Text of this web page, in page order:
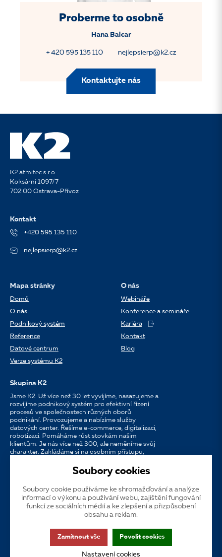
Proberme to osobně
Hana Balcar
+ 420 595 135 110 nejlepsierp@k2.cz
Kontaktujte nás
K2 atmitec s.r.o
Koksární 1097/7
702 00 Ostrava-Přívoz
Kontakt
+420 595 135 110
nejlepsierp@k2.cz
Mapa stránky
Domů
O nás
Podnikový systém
Reference
Datové centrum
Verze systému K2
O nás
Webináře
Konference a semináře
Kariéra
Kontakt
Blog
Skupina K2
Jsme K2. Už více než 30 let vyvíjíme, nasazujeme a
rozvíjíme podnikový systém pro efektivní řízení
procesů ve společnostech různých oborů
podnikání. Provozujeme a nabízíme služby
datových center. Řešíme e-commerce, digitalizaci,
robotizaci. Pomáháme růst stovkám našim
klientům. Je nás více než 300, ale neměníme svůj
charakter. Zakládáme si na osobním přístupu,
Jazyk CS EN SK
Dotační publicita
Zákaznická podpora VOS
Přístupnost
Soubory cookies
Soubory cookie používáme ke shromažďování a analýze
informací o výkonu a používání webu, zajištění fungování
funkcí ze sociálních médií a ke zlepšení a přizpůsobení
obsahu a reklam.
Zamítnout vše Povolit cookies
Nastavení cookies